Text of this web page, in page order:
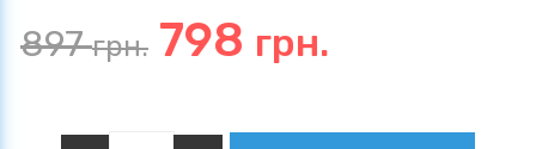
897грн. 798 грн.